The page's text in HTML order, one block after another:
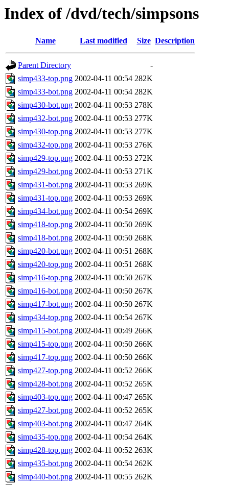
Index of /dvd/tech/simpsons
Name Last modified Size Description
Parent Directory
-
simp433-top.png 2002-04-11 00:54 282K
simp433-bot.png 2002-04-11 00:54 282K
simp430-bot.png 2002-04-11 00:53 278K
simp432-bot.png 2002-04-11 00:53 277K
simp430-top.png 2002-04-11 00:53 277K
simp432-top.png 2002-04-11 00:53 276K
simp429-top.png 2002-04-11 00:53 272K
simp429-bot.png 2002-04-11 00:53 271K
simp431-bot.png 2002-04-11 00:53 269K
simp431-top.png 2002-04-11 00:53 269K
simp434-bot.png 2002-04-11 00:54 269K
simp418-top.png 2002-04-11 00:50 269K
simp418-bot.png 2002-04-11 00:50 268K
simp420-bot.png 2002-04-11 00:51 268K
simp420-top.png 2002-04-11 00:51 268K
simp416-top.png 2002-04-11 00:50 267K
simp416-bot.png 2002-04-11 00:50 267K
simp417-bot.png 2002-04-11 00:50 267K
simp434-top.png 2002-04-11 00:54 267K
simp415-bot.png 2002-04-11 00:49 266K
simp415-top.png 2002-04-11 00:50 266K
simp417-top.png 2002-04-11 00:50 266K
simp427-top.png 2002-04-11 00:52 266K
simp428-bot.png 2002-04-11 00:52 265K
simp403-top.png 2002-04-11 00:47 265K
simp427-bot.png 2002-04-11 00:52 265K
simp403-bot.png 2002-04-11 00:47 264K
simp435-top.png 2002-04-11 00:54 264K
simp428-top.png 2002-04-11 00:52 263K
simp435-bot.png 2002-04-11 00:54 262K
simp440-bot.png 2002-04-11 00:55 262K